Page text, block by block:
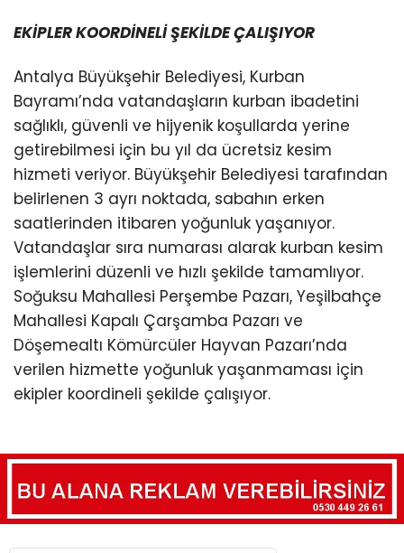
EKİPLER KOORDİNELİ ŞEKİLDE ÇALIŞIYOR
Antalya Büyükşehir Belediyesi, Kurban
Bayramı’nda vatandaşların kurban ibadetini
sağlıklı, güvenli ve hijyenik koşullarda yerine
getirebilmesi için bu yıl da ücretsiz kesim
hizmeti veriyor. Büyükşehir Belediyesi tarafından
belirlenen 3 ayrı noktada, sabahın erken
saatlerinden itibaren yoğunluk yaşanıyor.
Vatandaşlar sıra numarası alarak kurban kesim
işlemlerini düzenli ve hızlı şekilde tamamlıyor.
Soğuksu Mahallesi Perşembe Pazarı, Yeşilbahçe
Mahallesi Kapalı Çarşamba Pazarı ve
Döşemealtı Kömürcüler Hayvan Pazarı’nda
verilen hizmette yoğunluk yaşanmaması için
ekipler koordineli şekilde çalışıyor.